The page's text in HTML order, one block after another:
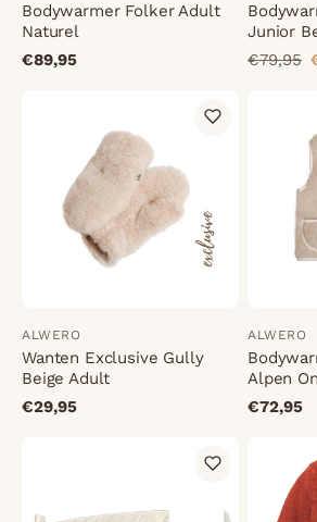
Bodywarmer Folker Adult
Naturel
€89,95
Junior
€79,95
ALWERO
Wanten Exclusive Gully
Beige Adult
€29,95
ALWERO
Alpen
€72,95